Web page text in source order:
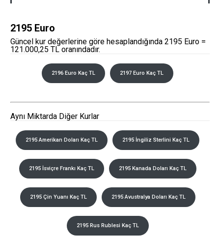
2195 Euro
Güncel kur değerlerine göre hesaplandığında 2195 Euro =
121.000,25 TL oranındadır.
2196 Euro Kaç TL 2197 Euro Kaç TL
Aynı Miktarda Diğer Kurlar
2195 Amerikan Doları Kaç TL 2195 İngiliz Sterlini Kaç TL
2195 İsviçre Frankı Kaç TL 2195 Kanada Doları Kaç TL
2195 Çin Yuanı Kaç TL 2195 Avustralya Doları Kaç TL
2195 Rus Rublesi Kaç TL